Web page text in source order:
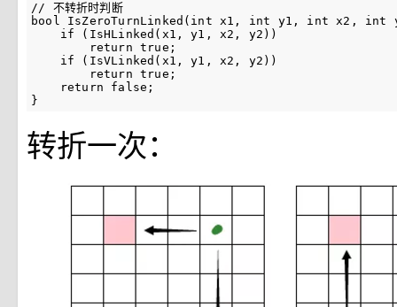
// 不转折时判断
bool IsZeroTurnLinked(int x1, int y1, int x2, int
    if (IsHLinked(x1, y1, x2, y2))
        return true;
    if (IsVLinked(x1, y1, x2, y2))
        return true;
    return false;
}
转折一次：